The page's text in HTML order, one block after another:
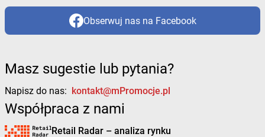
Obserwuj nas na Facebook
Masz sugestie lub pytania?
Napisz do nas: kontakt@mPromocje.pl
Współpraca z nami
Retail Radar – analiza rynku